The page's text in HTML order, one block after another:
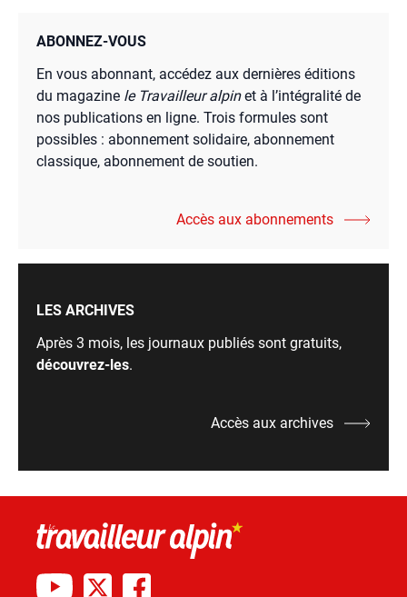
ABONNEZ-VOUS
En vous abonnant, accédez aux dernières éditions
du magazine le Travailleur alpinet à l’intégralité de
nos publications en ligne. Trois formules sont
possibles : abonnement solidaire, abonnement
classique, abonnement de soutien.
Accès aux abonnements
LES ARCHIVES
Après 3 mois, les journaux publiés sont gratuits,
découvrez-les.
Accès aux archives